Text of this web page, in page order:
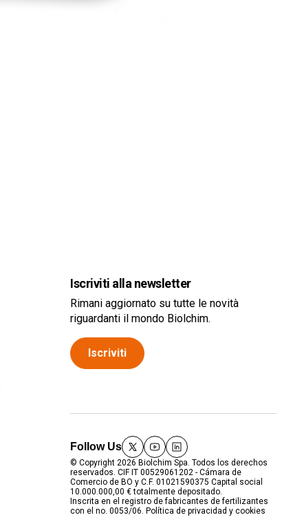
Iscriviti alla newsletter
Rimani aggiornato su tutte le novità
riguardanti il mondo Biolchim.
Iscriviti
Follow Us
twitteryoutube
linkedin
© Copyright 2026 Biolchim Spa. Todos los derechos
reservados. CIF IT 00529061202 - Cámara de
Comercio de BO y C.F. 01021590375 Capital social
10.000.000,00 € totalmente depositado.
Inscrita en el registro de fabricantes de fertilizantes
con el no. 0053/06. Política de privacidad y cookies